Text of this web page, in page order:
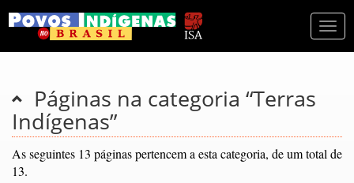
Páginas na categoria “Terras
Indígenas”
As seguintes 13 páginas pertencem a esta categoria, de um total de
13.